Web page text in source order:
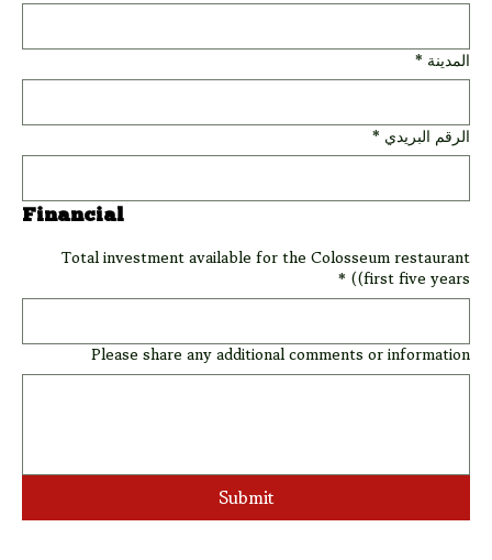
المدينة *
الرقم البريدي *
Financial
Total investment available for the Colosseum restaurant
(first five years)
*
Please share any additional comments or information
Submit